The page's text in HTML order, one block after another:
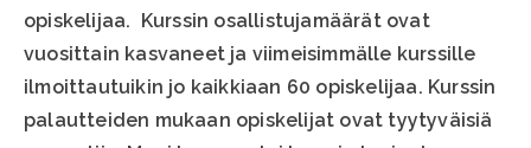
opiskelijaa. Kurssin osallistujamäärät ovat
vuosittain kasvaneet ja viimeisimmälle kurssille
ilmoittautuikin jo kaikkiaan 60 opiskelijaa. Kurssin
palautteiden mukaan opiskelijat ovat tyytyväisiä